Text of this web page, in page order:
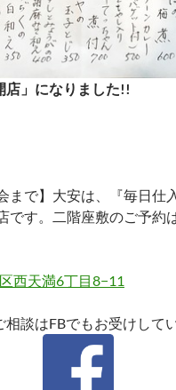
店」になりました!!
まで】大安は、『毎日仕
です。二階座敷のご予約
西天満6丁目8−11
相談はFBでもお受けして